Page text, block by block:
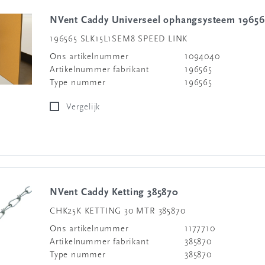
nVent Caddy Universeel ophangsysteem
196565 SLK15L1SEM8 SPEED LINK
Ons artikelnummer
1094040
Artikelnummer fabrikant
196565
Type nummer
196565
Vergelijk
nVent Caddy Ketting 385870
CHK25K KETTING 30 MTR 385870
Ons artikelnummer
1177710
Artikelnummer fabrikant
385870
Type nummer
385870